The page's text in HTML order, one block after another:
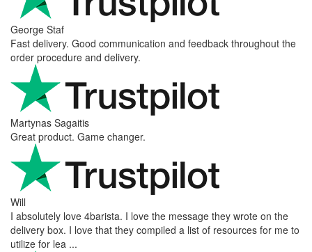
George Staf
Fast delivery. Good communication and feedback throughout the
order procedure and delivery.
Martynas Sagaitis
Great product. Game changer.
Will
I absolutely love 4barista. I love the message they wrote on the
delivery box. I love that they compiled a list of resources for me to
utilize for lea ...